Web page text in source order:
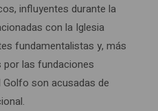
influyentes durante la
con la Iglesia
fundamentalistas y, más
por las fundaciones
son acusadas de